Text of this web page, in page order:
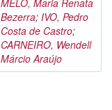
MELO, Maria Renata
Bezerra; IVO, Pedro
Costa de Castro;
CARNEIRO, Wendell
Márcio Araújo